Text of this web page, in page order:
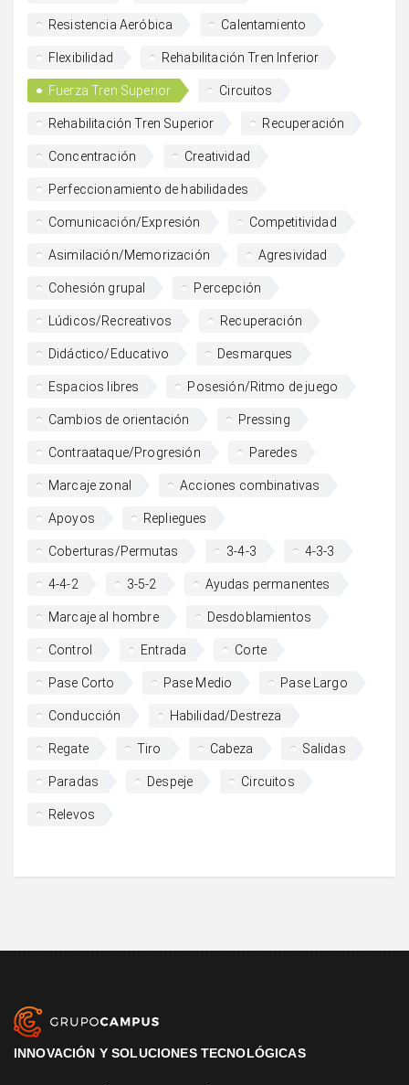
Resistencia Aeróbica Calentamiento
Flexibilidad Rehabilitación Tren Inferior
Fuerza Tren Superior Circuitos
Rehabilitación Tren Superior Recuperación
Concentración Creatividad
Perfeccionamiento de habilidades
Comunicación/Expresión Competitividad
Asimilación/Memorización Agresividad
Cohesión grupal Percepción
Lúdicos/Recreativos Recuperación
Didáctico/Educativo Desmarques
Espacios libres Posesión/Ritmo de juego
Cambios de orientación Pressing
Contraataque/Progresión Paredes
Marcaje zonal Acciones combinativas
Apoyos Repliegues
Coberturas/Permutas 3-4-3 4-3-3
4-4-2 3-5-2 Ayudas permanentes
Marcaje al hombre Desdoblamientos
Control Entrada Corte
Pase Corto Pase Medio Pase Largo
Conducción Habilidad/Destreza
Regate Tiro Cabeza Salidas
Paradas Despeje Circuitos
Relevos
INNOVACIÓN Y SOLUCIONES TECNOLÓGICAS